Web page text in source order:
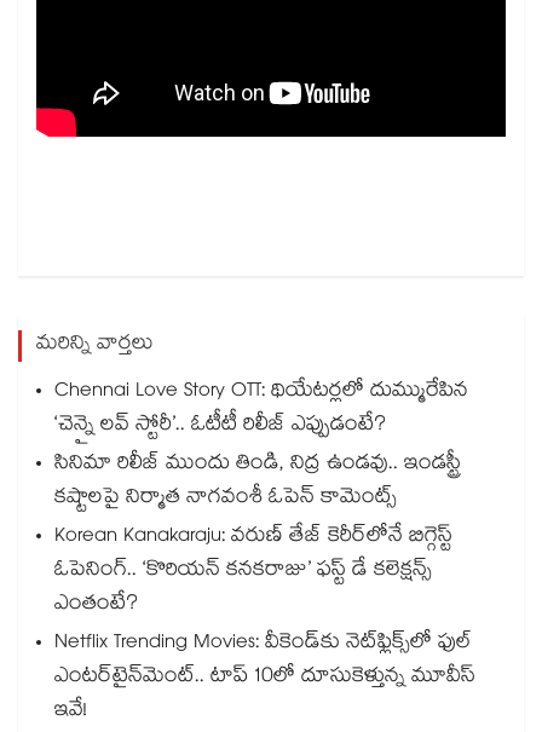
మరిన్ని వార్తలు
Chennai Love Story OTT: థియేటర్లలో దుమ్మురేపిన
‘చెన్నై లవ్ స్టోరీ’.. ఓటీటీ రిలీజ్ ఎప్పుడంటే?
సినిమా రిలీజ్ ముందు తిండి, నిద్ర ఉండవు.. ఇండస్ట్రీ
కష్టాలపై నిర్మాత నాగవంశీ ఓపెన్ కామెంట్స్
Korean Kanakaraju: వరుణ్ తేజ్ కెరీర్‌లోనే బిగ్గెస్ట్
ఓపెనింగ్‌.. ‘కొరియన్ కనకరాజు’ ఫస్ట్ డే కలెక్షన్స్
ఎంతంటే?
Netflix Trending Movies: వీకెండ్‌కు నెట్‌ఫ్లిక్స్‌లో ఫుల్
ఎంటర్‌టైన్‌మెంట్.. టాప్ 10లో దూసుకెళ్తున్న మూవీస్
ఇవే!